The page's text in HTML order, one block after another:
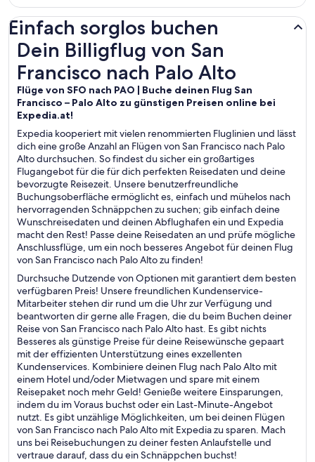
Einfach sorglos buchen
Dein Billigflug von San
Francisco nach Palo Alto
Flüge von SFO nach PAO | Buche deinen Flug San
Francisco – Palo Alto zu günstigen Preisen online bei
Expedia.at!
Expedia kooperiert mit vielen renommierten Fluglinien und lässt
dich eine große Anzahl an Flügen von San Francisco nach Palo
Alto durchsuchen. So findest du sicher ein großartiges
Flugangebot für die für dich perfekten Reisedaten und deine
bevorzugte Reisezeit. Unsere benutzerfreundliche
Buchungsoberfläche ermöglicht es, einfach und mühelos nach
hervorragenden Schnäppchen zu suchen; gib einfach deine
Wunschreisedaten und deinen Abflughafen ein und Expedia
macht den Rest! Passe deine Reisedaten an und prüfe mögliche
Anschlussflüge, um ein noch besseres Angebot für deinen Flug
von San Francisco nach Palo Alto zu finden!
Durchsuche Dutzende von Optionen mit garantiert dem besten
verfügbaren Preis! Unsere freundlichen Kundenservice-
Mitarbeiter stehen dir rund um die Uhr zur Verfügung und
beantworten dir gerne alle Fragen, die du beim Buchen deiner
Reise von San Francisco nach Palo Alto hast. Es gibt nichts
Besseres als günstige Preise für deine Reisewünsche gepaart
mit der effizienten Unterstützung eines exzellenten
Kundenservices. Kombiniere deinen Flug nach Palo Alto mit
einem Hotel und/oder Mietwagen und spare mit einem
Reisepaket noch mehr Geld! Genieße weitere Einsparungen,
indem du im Voraus buchst oder ein Last-Minute-Angebot
nutzt. Es gibt unzählige Möglichkeiten, um bei deinen Flügen
von San Francisco nach Palo Alto mit Expedia zu sparen. Mach
uns bei Reisebuchungen zu deiner festen Anlaufstelle und
vertraue darauf, dass du ein Schnäppchen buchst!
Dein Billigflug von San Francisco nach Palo Alto